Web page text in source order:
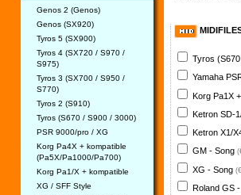
Genos 2 (Genos)
Genos (SX920)
Tyros 5 (SX900)
Tyros 4 (SX720 / S970 /
S975)
Tyros 3 (SX700 / S950 /
S770)
Tyros 2 (S910)
Tyros (S670 / S900 / 3000)
PSR 9000/pro / XG
Korg Pa4X + kompatible
(Pa5X/Pa1000/Pa700)
Korg Pa1/X + kompatible
XG / SFF Style
Tyros
Yamaha
Korg Pa1X
Ketron SD-
Ketron X1/
GM - Song
XG - Song
Roland GS